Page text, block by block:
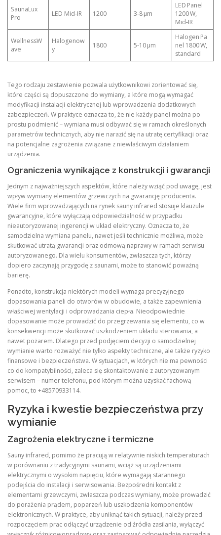
SaunaLux
Pro
LED Mid‑IR 1200 3‑8 µm
LED Panel
1200 W,
Mid‑IR
WellnessW
ave
Halogenow
y
1800 5‑10 µm
Halogen Pa
nel 1800 W,
standard
Tego rodzaju zestawienie pozwala użytkownikowi zorientować się,
które części są dopuszczone do wymiany, a które mogą wymagać
modyfikacji instalacji elektrycznej lub wprowadzenia dodatkowych
zabezpieczeń. W praktyce oznacza to, że nie każdy panel można po
prostu podmienić – wymiana musi odbywać się w ramach określonych
parametrów technicznych, aby nie narazić się na utratę certyfikacji oraz
na potencjalne zagrożenia związane z niewłaściwym działaniem
urządzenia.
Ograniczenia wynikające z konstrukcji i gwarancji
Jednym z najważniejszych aspektów, które należy wziąć pod uwagę, jest
wpływ wymiany elementów grzewczych na gwarancję producenta.
Wiele firm wprowadzających na rynek sauny infrared stosuje klauzule
gwarancyjne, które wyłączają odpowiedzialność w przypadku
nieautoryzowanej ingerencji w układ elektryczny. Oznacza to, że
samodzielna wymiana panelu, nawet jeśli technicznie możliwa, może
skutkować utratą gwarancji oraz odmową naprawy w ramach serwisu
autoryzowanego. Dla wielu konsumentów, zwłaszcza tych, którzy
dopiero zaczynają przygodę z saunami, może to stanowić poważną
barierę.
Ponadto, konstrukcja niektórych modeli wymaga precyzyjnego
dopasowania paneli do otworów w obudowie, a także zapewnienia
właściwej wentylacji i odprowadzania ciepła. Nieodpowiednie
dopasowanie może prowadzić do przegrzewania się elementu, co w
konsekwencji może skutkować uszkodzeniem układu sterowania, a
nawet pożarem. Dlatego przed podjęciem decyzji o samodzielnej
wymianie warto rozważyć nie tylko aspekty techniczne, ale także ryzyko
finansowe i bezpieczeństwa. W sytuacjach, w których nie ma pewności
co do kompatybilności, zaleca się skontaktowanie z autoryzowanym
serwisem – numer telefonu, pod którym można uzyskać fachową
pomoc, to +48570933114.
Ryzyka i kwestie bezpieczeństwa przy
wymianie
Zagrożenia elektryczne i termiczne
Sauny infrared, pomimo że pracują w relatywnie niskich temperaturach
w porównaniu z tradycyjnymi saunami, wciąż są urządzeniami
elektrycznymi o wysokim napięciu, które wymagają starannego
podejścia do instalacji i serwisowania. Bezpośredni kontakt z
elementami grzewczymi, zwłaszcza podczas wymiany, może prowadzić
do porażenia prądem, poparzeń lub uszkodzenia komponentów
elektronicznych. W praktyce, aby uniknąć takich sytuacji, należy przed
rozpoczęciem prac odłączyć urządzenie od źródła zasilania, wyłączyć